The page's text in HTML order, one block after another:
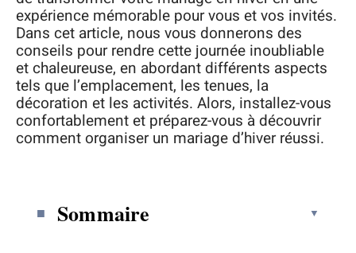
expérience mémorable pour vous et vos invités.
Dans cet article, nous vous donnerons des
conseils pour rendre cette journée inoubliable
et chaleureuse, en abordant différents aspects
tels que l’emplacement, les tenues, la
décoration et les activités. Alors, installez-vous
confortablement et préparez-vous à découvrir
comment organiser un mariage d’hiver réussi.
Sommaire